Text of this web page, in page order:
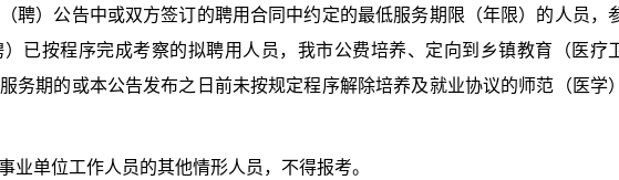
聘）公告中或双方签订的聘用合同中约定的最低服务期限（年限）的人员，
已按程序完成考察的拟聘用人员，我市公费培养、定向到乡镇教育（医疗
务期的或本公告发布之日前未按规定程序解除培养及就业协议的师范（医学）
单位工作人员的其他情形人员，不得报考。